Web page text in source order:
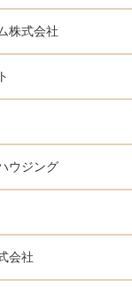
株式会社
ウジング
会社